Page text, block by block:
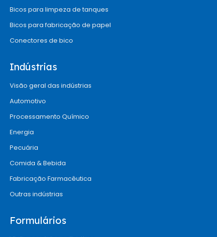
Bicos para limpeza de tanques
Bicos para fabricação de papel
Conectores de bico
Indústrias
Visão geral das indústrias
Automotivo
Processamento Químico
Energia
Pecuária
Comida & Bebida
Fabricação Farmacêutica
Outras indústrias
Formulários